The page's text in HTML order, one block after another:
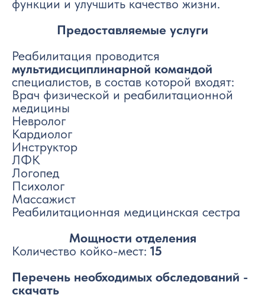
функции и улучшить качество жизни.
Предоставляемые услуги
Реабилитация проводится
мультидисциплинарной командой
специалистов, в состав которой входят:
Врач физической и реабилитационной
медицины
Невролог
Кардиолог
Инструктор
ЛФК
Логопед
Психолог
Массажист
Реабилитационная медицинская сестра
Мощности отделения
Количество койко-мест: 15
Перечень необходимых обследований -
скачать